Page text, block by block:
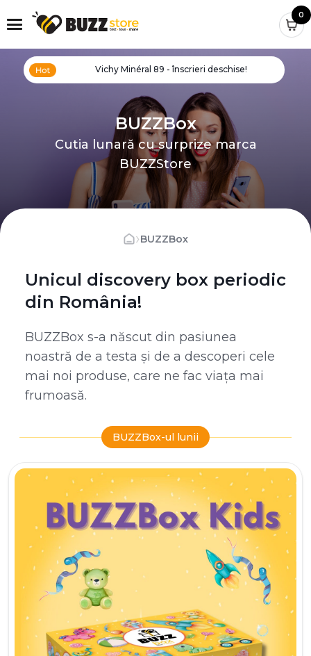
0
Vichy Minéral 89 - înscrieri deschise!
BUZZBox
Cutia lunară cu surprize marca
BUZZStore
›BUZZBox
Unicul discovery box periodic
din România!
BUZZBox s-a născut din pasiunea
noastră de a testa și de a descoperi cele
mai noi produse, care ne fac viața mai
frumoasă.
BUZZBox-ul lunii